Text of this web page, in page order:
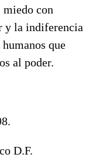
miedo con
y la indiferencia
que
al poder.
D.F.